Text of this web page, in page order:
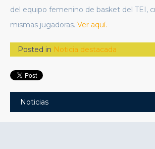
del equipo femenino de basket del TEI,
mismas jugadoras. Ver aquí.
Posted in Noticia destacada
Noticias